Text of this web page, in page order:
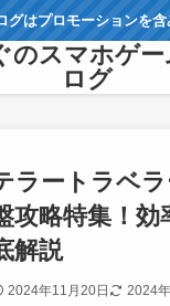
グはプロモーションを含
のスマホゲ
ログ
ラートラベ
攻略特集！効
解説
2024年11月20日 2024